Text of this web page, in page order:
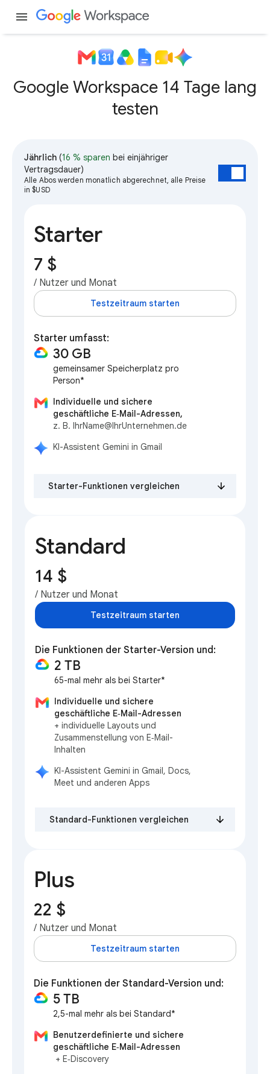
menu
Google Workspace 14 Tage lang
testen
Jährlich (16 % sparen bei einjähriger
Vertragsdauer)
Alle Abos werden monatlich abgerechnet, alle Preise
in $USD
Starter
7 $
/ Nutzer und Monat
Testzeitraum starten
Starter umfasst:
30 GB
gemeinsamer Speicherplatz pro
Person*
Individuelle und sichere
geschäftliche E‑Mail-Adressen,
z. B. IhrName@IhrUnternehmen.de
KI-Assistent Gemini in Gmail
Starter-Funktionen vergleichen
Standard
14 $
/ Nutzer und Monat
Testzeitraum starten
Die Funktionen der Starter-Version und:
2 TB
65-mal mehr als bei Starter*
Individuelle und sichere
geschäftliche E‑Mail-Adressen
+ individuelle Layouts und
Zusammenstellung von E‑Mail-
Inhalten
KI-Assistent Gemini in Gmail, Docs,
Meet und anderen Apps
Standard-Funktionen vergleichen
Plus
22 $
/ Nutzer und Monat
Testzeitraum starten
Die Funktionen der Standard-Version und:
5 TB
2,5-mal mehr als bei Standard*
Benutzerdefinierte und sichere
geschäftliche E‑Mail-Adressen
+ E‑Discovery